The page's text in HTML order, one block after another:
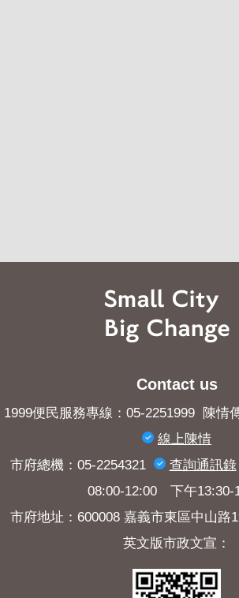
Contact us
1999便民服務專線：05-2251999 陳情
線上陳情
市府總機：05-2254321
查詢​通訊錄
08:00-12:00 下午13:30-
市府地址：600008 嘉義市東區中山路
英文版市政文宣：